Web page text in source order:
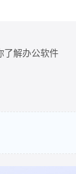
了解办公软件